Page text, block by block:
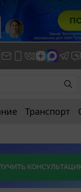
Транспорт